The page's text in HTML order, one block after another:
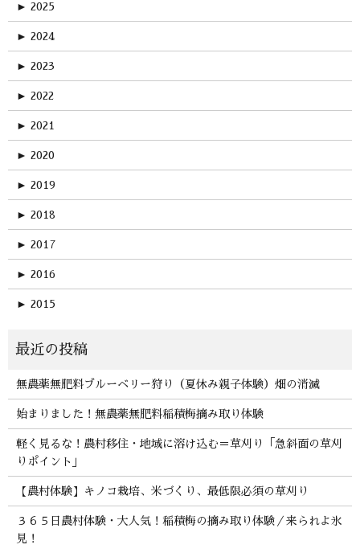
► 2025
► 2024
► 2023
► 2022
► 2021
► 2020
► 2019
► 2018
► 2017
► 2016
► 2015
無農薬無肥料ブルーベリー狩り（夏休み親子体験）畑の消滅
始まりました！無農薬無肥料稲積梅摘み取り体験
軽く見るな！農村移住・地域に溶け込む＝草刈り「急斜面の草刈
りポイント」
【農村体験】キノコ栽培、米づくり、最低限必須の草刈り
３６５日農村体験・大人気！稲積梅の摘み取り体験／来られよ氷
見！